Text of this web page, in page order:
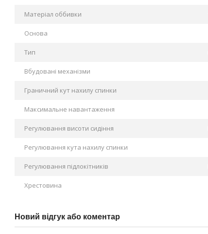
Матеріал оббивки
Основа
Тип
Вбудовані механізми
Граничний кут нахилу спинки
Максимальне навантаження
Регулювання висоти сидіння
Регулювання кута нахилу спинки
Регулювання підлокітників
Хрестовина
Новий відгук або коментар